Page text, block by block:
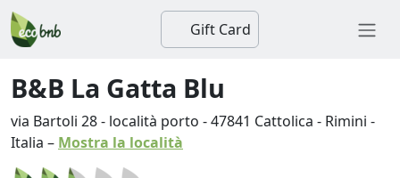
Gift Card
B&B La Gatta Blu
via Bartoli 28 - località porto -47841 Cattolica - Rimini -
Italia – Mostra la località